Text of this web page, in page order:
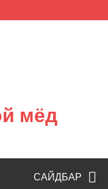
мёд
САЙДБАР